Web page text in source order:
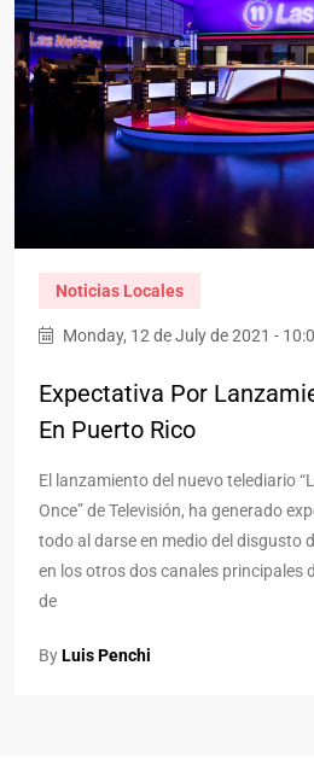
Noticias Locales
Monday, 12 de July de 2021 -
Expectativa Por
En Puerto Rico
El lanzamiento del nuevo telediario
Once” de Televisión, ha generado
todo al darse en medio del disgusto
en los otros dos canales principales
de
ByLuis Penchi